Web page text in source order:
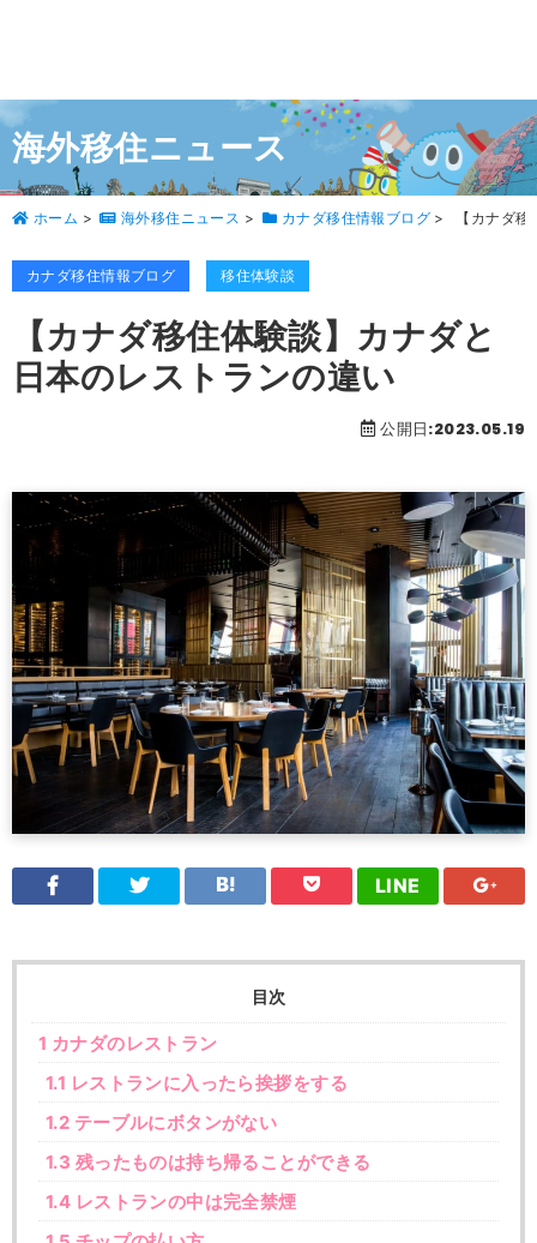
海外移住ニュース
ホーム > 海外移住ニュース > カナダ移住情報ブログ > 【カナダ
カナダ移住情報ブログ 移住体験談
【カナダ移住体験談】カナダと
日本のレストランの違い
公開日:2023.05.19
LINE
目次
1 カナダのレストラン
1.1 レストランに入ったら挨拶をする
1.2 テーブルにボタンがない
1.3 残ったものは持ち帰ることができる
1.4 レストランの中は完全禁煙